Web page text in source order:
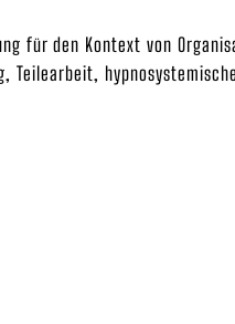
für den Kontext von
Teilearbeit,